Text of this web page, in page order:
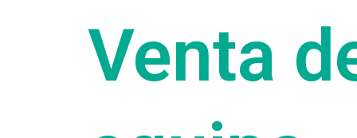
Venta